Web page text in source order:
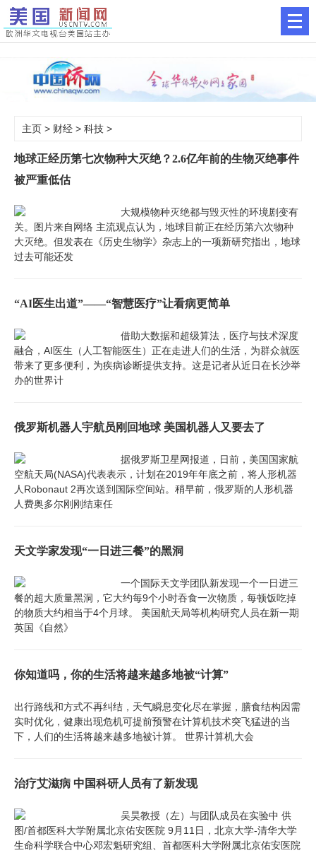
主页 > 财经 > 科技 >
地球正经历第七次物种大灭绝？2.6亿年前的生物灭绝事件
被严重低估
大规模物种灭绝都与毁灭性的环境剧变有
关。图片来自网络 主流观点认为，地球目前正在经历第六次物种
大灭绝。但发表在《历史生物学》杂志上的一项新研究指出，地球
过去可能还发
“AI医生出道”——“智慧医疗”让看病更简单
借助大数据和超级算法，医疗与技术深度
融合，AI医生（人工智能医生）正在走进人们的生活，为群众就医
带来了更多便利，为疾病诊断提供支持。这是记者从近日在长沙举
办的世界计
俄罗斯机器人宇航员刚回地球 美国机器人又要去了
据俄罗斯卫星网报道，日前，美国国家航
空航天局(NASA)代表表示，计划在2019年年底之前，将人形机器
人Robonaut 2再次送到国际空间站。稍早前，俄罗斯的人形机器
人费奥多尔刚刚结束任
天文学家发现“一日进三餐”的黑洞
一个国际天文学团队新发现一个一日进三
餐的超大质量黑洞，它大约每9个小时吞食一次物质，每顿饭吃掉
的物质大约相当于4个月球。 美国航天局等机构研究人员在新一期
英国《自然》
你知道吗，你的生活将越来越多地被“计算”
出行路线和方式不再纠结，天气瞬息变化尽在掌握，膳食结构因需
实时优化，健康出现危机可提前预警在计算机技术突飞猛进的当
下，人们的生活将越来越多地被计算。 世界计算机大会
治疗艾滋病 中国科研人员有了新发现
吴昊教授（左）与团队成员在实验中 供
图/首都医科大学附属北京佑安医院 9月11日，北京大学-清华大学
生命科学联合中心邓宏魁研究组、首都医科大学附属北京佑安医院